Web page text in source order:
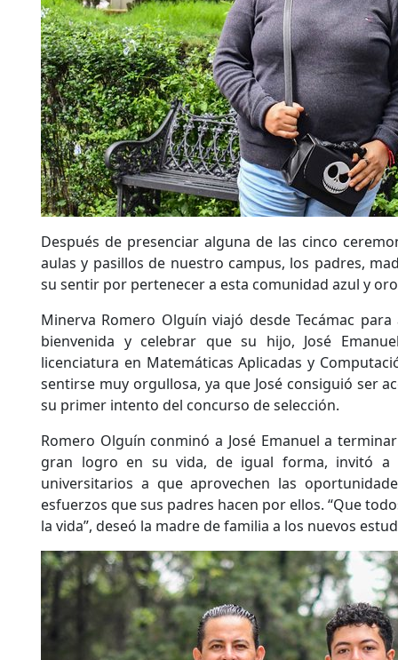
Después de presenciar alguna de las cinco
aulas y pasillos de nuestro campus, los padres,
su sentir por pertenecer a esta comunidad azul y
Minerva Romero Olguín viajó desde Tecámac
bienvenida y celebrar que su hijo, José
licenciatura en Matemáticas Aplicadas y
sentirse muy orgullosa, ya que José consiguió ser
su primer intento del concurso de selección.
Romero Olguín conminó a José Emanuel a
gran logro en su vida, de igual forma, invitó a
universitarios a que aprovechen las
esfuerzos que sus padres hacen por ellos. “Que
la vida”, deseó la madre de familia a los nuevos